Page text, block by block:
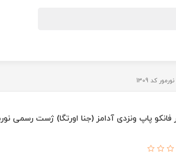
کد 1309
فانکو پاپ ونزدی آدامز (جنا اورتگا) ژست رسمی